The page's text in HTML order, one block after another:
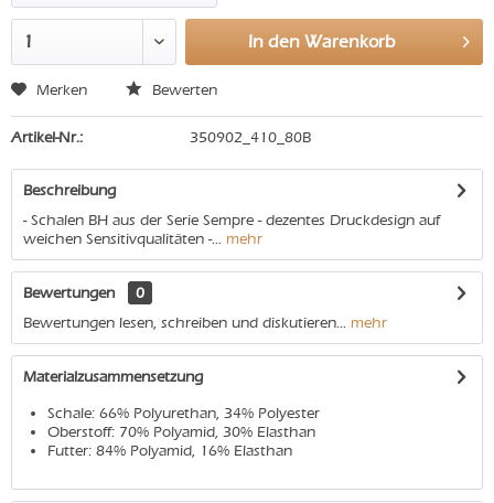
In den Warenkorb
Merken Bewerten
Artikel-Nr.: 350902_410_80B
Beschreibung
- Schalen BH aus der Serie Sempre - dezentes Druckdesign auf
weichen Sensitivqualitäten -... mehr
Bewertungen
0
Bewertungen lesen, schreiben und diskutieren... mehr
Materialzusammensetzung
Schale: 66% Polyurethan, 34% Polyester
Oberstoff: 70% Polyamid, 30% Elasthan
Futter: 84% Polyamid, 16% Elasthan